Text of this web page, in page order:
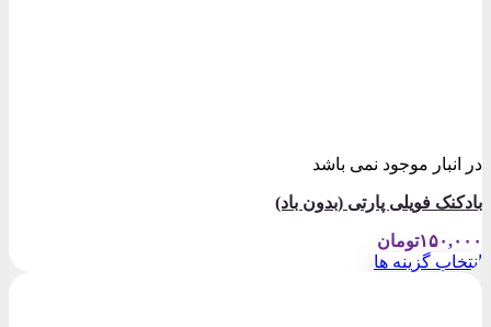
در انبار موجود نمی باشد
بادکنک فویلی پارتی (بدون باد)
۱۵۰,۰۰۰تومان
انتخاب گزینه ها